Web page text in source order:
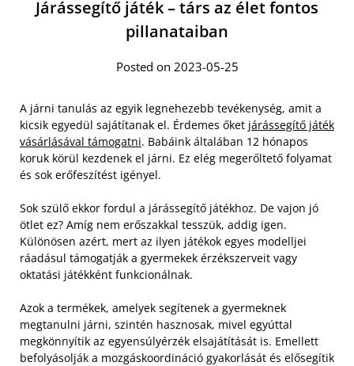
Járássegítő játék – társ az élet fontos
pillanataiban
Posted on 2023-05-25
A járni tanulás az egyik legnehezebb tevékenység, amit a
kicsik egyedül sajátítanak el. Érdemes őket járássegítő játék
vásárlásával támogatni. Babáink általában 12 hónapos
koruk körül kezdenek el járni. Ez elég megerőltető folyamat
és sok erőfeszítést igényel.
Sok szülő ekkor fordul a járássegítő játékhoz. De vajon jó
ötlet ez? Amíg nem erőszakkal tesszük, addig igen.
Különösen azért, mert az ilyen játékok egyes modelljei
ráadásul támogatják a gyermekek érzékszerveit vagy
oktatási játékként funkcionálnak.
Azok a termékek, amelyek segítenek a gyermeknek
megtanulni járni, szintén hasznosak, mivel egyúttal
megkönnyítik az egyensúlyérzék elsajátítását is. Emellett
befolyásolják a mozgáskoordináció gyakorlását és elősegítik